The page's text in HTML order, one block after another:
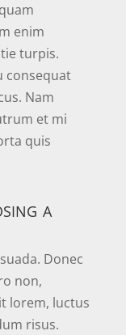
enim
turpis.
consequat
Nam
et mi
quis
a
Donec
non,
lorem, luctus
risus.